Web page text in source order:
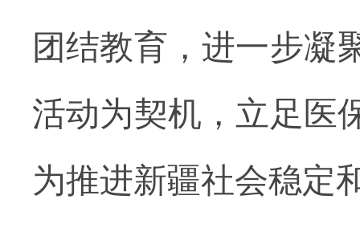
团结教育，进一步凝
活动为契机，立足医
为推进新疆社会稳定